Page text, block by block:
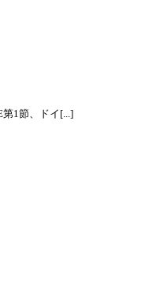
1節、ドイ[...]